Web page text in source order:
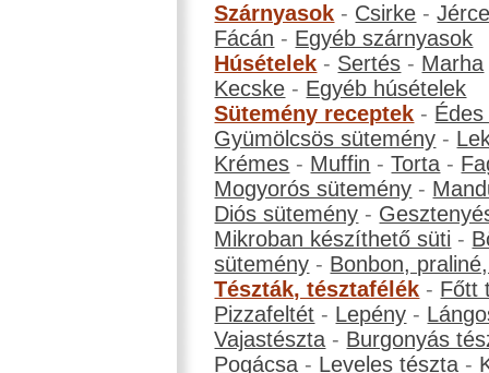
Szárnyasok - Csirke -
Fácán - Egyéb szárnyasok
Húsételek - Sertés - Marha
Kecske - Egyéb húsételek
Sütemény receptek -
Gyümölcsös sütemény -
Krémes - Muffin -Torta -
Mogyorós sütemény -
Diós sütemény -
Mikroban készíthető süti -
sütemény - Bonbon,
Tészták, tésztafélék - Főtt
Pizzafeltét - Lepény -
Vajastészta - Burgonyás
Pogácsa - Leveles tészta -